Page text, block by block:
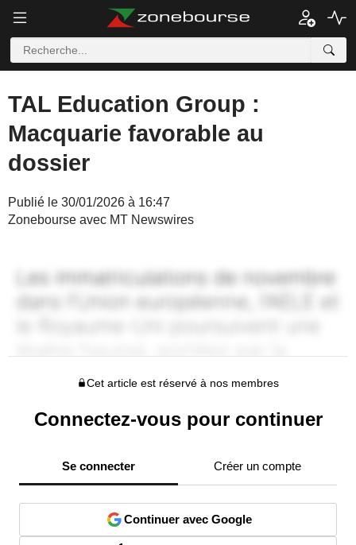
TAL Education Group :
Macquarie favorable au
dossier
Publié le 30/01/2026 à 16:47
Zonebourse avec MT Newswires
Cet article est réservé à nos membres
Connectez-vous pour continuer
Se connecter Créer un compte
Continuer avec Google